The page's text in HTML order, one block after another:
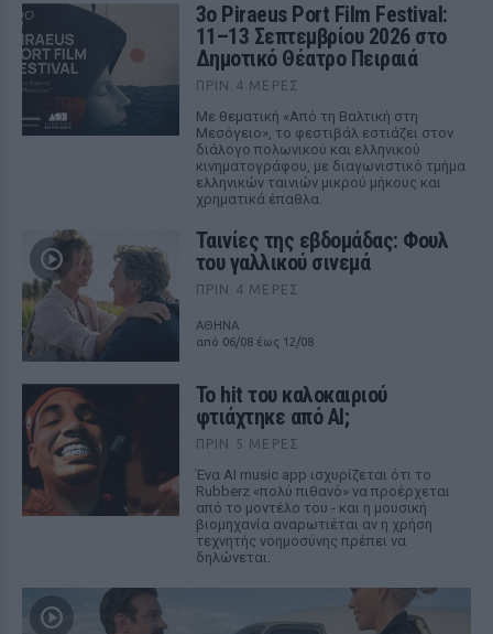
3ο Piraeus Port Film Festival:
11–13 Σεπτεμβρίου 2026 στο
Δημοτικό Θέατρο Πειραιά
ΠΡΙΝ 4 ΜΈΡΕΣ
Με θεματική «Από τη Βαλτική στη
Μεσόγειο», το φεστιβάλ εστιάζει στον
διάλογο πολωνικού και ελληνικού
κινηματογράφου, με διαγωνιστικό τμήμα
ελληνικών ταινιών μικρού μήκους και
χρηματικά έπαθλα.
Ταινίες της εβδομάδας: Φουλ
του γαλλικού σινεμά
ΠΡΙΝ 4 ΜΈΡΕΣ
ΑΘΗΝΑ
από 06/08 έως 12/08
Το hit του καλοκαιριού
φτιάχτηκε από AI;
ΠΡΙΝ 5 ΜΈΡΕΣ
Ένα AI music app ισχυρίζεται ότι το
Rubberz «πολύ πιθανό» να προέρχεται
από το μοντέλο του - και η μουσική
βιομηχανία αναρωτιέται αν η χρήση
τεχνητής νοημοσύνης πρέπει να
δηλώνεται.